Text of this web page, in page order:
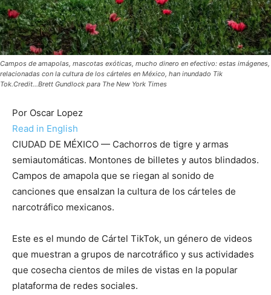
Campos de amapolas, mascotas exóticas, mucho dinero en efectivo: estas imágenes,
relacionadas con la cultura de los cárteles en México, han inundado Tik
Tok.Credit...Brett Gundlock para The New York Times
Por Oscar Lopez
Read in English
CIUDAD DE MÉXICO — Cachorros de tigre y armas
semiautomáticas. Montones de billetes y autos blindados.
Campos de amapola que se riegan al sonido de
canciones que ensalzan la cultura de los cárteles de
narcotráfico mexicanos.
Este es el mundo de Cártel TikTok, un género de videos
que muestran a grupos de narcotráfico y sus actividades
que cosecha cientos de miles de vistas en la popular
plataforma de redes sociales.